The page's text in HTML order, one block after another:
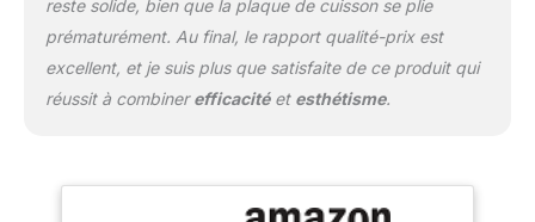
à l’extérieur ; L’air chaud
entoure les aliments pour
les cuire et les dorer,
sans ou avec très peu
reste solide, bien que la plaque de cuisson se plie
prématurément. Au final, le rapport qualité-prix est
excellent, et je suis plus que satisfaite de ce produit qui
réussit à combinerefficacitéet esthétisme.